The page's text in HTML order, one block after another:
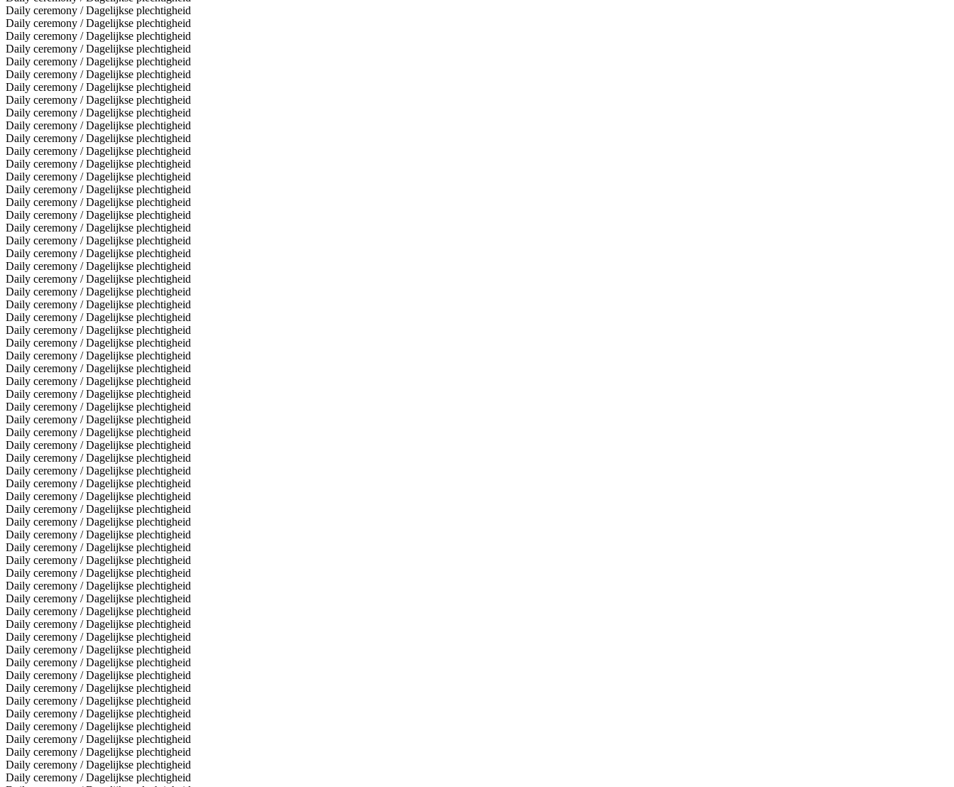
Daily ceremony / Dagelijkse plechtigheid
Daily ceremony / Dagelijkse plechtigheid
Daily ceremony / Dagelijkse plechtigheid
Daily ceremony / Dagelijkse plechtigheid
Daily ceremony / Dagelijkse plechtigheid
Daily ceremony / Dagelijkse plechtigheid
Daily ceremony / Dagelijkse plechtigheid
Daily ceremony / Dagelijkse plechtigheid
Daily ceremony / Dagelijkse plechtigheid
Daily ceremony / Dagelijkse plechtigheid
Daily ceremony / Dagelijkse plechtigheid
Daily ceremony / Dagelijkse plechtigheid
Daily ceremony / Dagelijkse plechtigheid
Daily ceremony / Dagelijkse plechtigheid
Daily ceremony / Dagelijkse plechtigheid
Daily ceremony / Dagelijkse plechtigheid
Daily ceremony / Dagelijkse plechtigheid
Daily ceremony / Dagelijkse plechtigheid
Daily ceremony / Dagelijkse plechtigheid
Daily ceremony / Dagelijkse plechtigheid
Daily ceremony / Dagelijkse plechtigheid
Daily ceremony / Dagelijkse plechtigheid
Daily ceremony / Dagelijkse plechtigheid
Daily ceremony / Dagelijkse plechtigheid
Daily ceremony / Dagelijkse plechtigheid
Daily ceremony / Dagelijkse plechtigheid
Daily ceremony / Dagelijkse plechtigheid
Daily ceremony / Dagelijkse plechtigheid
Daily ceremony / Dagelijkse plechtigheid
Daily ceremony / Dagelijkse plechtigheid
Daily ceremony / Dagelijkse plechtigheid
Daily ceremony / Dagelijkse plechtigheid
Daily ceremony / Dagelijkse plechtigheid
Daily ceremony / Dagelijkse plechtigheid
Daily ceremony / Dagelijkse plechtigheid
Daily ceremony / Dagelijkse plechtigheid
Daily ceremony / Dagelijkse plechtigheid
Daily ceremony / Dagelijkse plechtigheid
Daily ceremony / Dagelijkse plechtigheid
Daily ceremony / Dagelijkse plechtigheid
Daily ceremony / Dagelijkse plechtigheid
Daily ceremony / Dagelijkse plechtigheid
Daily ceremony / Dagelijkse plechtigheid
Daily ceremony / Dagelijkse plechtigheid
Daily ceremony / Dagelijkse plechtigheid
Daily ceremony / Dagelijkse plechtigheid
Daily ceremony / Dagelijkse plechtigheid
Daily ceremony / Dagelijkse plechtigheid
Daily ceremony / Dagelijkse plechtigheid
Daily ceremony / Dagelijkse plechtigheid
Daily ceremony / Dagelijkse plechtigheid
Daily ceremony / Dagelijkse plechtigheid
Daily ceremony / Dagelijkse plechtigheid
Daily ceremony / Dagelijkse plechtigheid
Daily ceremony / Dagelijkse plechtigheid
Daily ceremony / Dagelijkse plechtigheid
Daily ceremony / Dagelijkse plechtigheid
Daily ceremony / Dagelijkse plechtigheid
Daily ceremony / Dagelijkse plechtigheid
Daily ceremony / Dagelijkse plechtigheid
Daily ceremony / Dagelijkse plechtigheid